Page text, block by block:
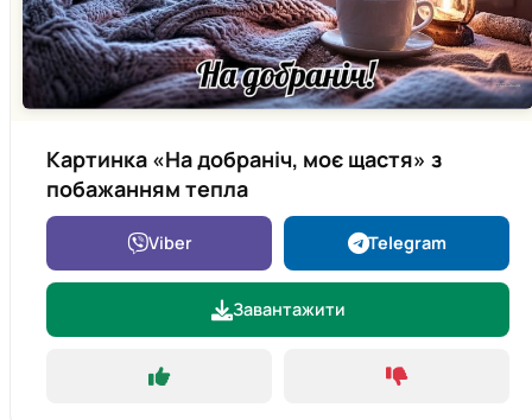
Картинка «На добраніч, моє щастя» з
побажанням тепла
Viber Telegram
Завантажити